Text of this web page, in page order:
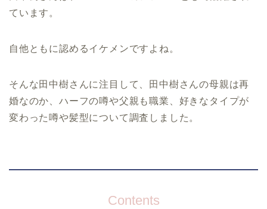
ています。
自他ともに認めるイケメンですよね。
そんな田中樹さんに注目して、田中樹さんの母親は再
婚なのか、ハーフの噂や父親も職業、好きなタイプが
変わった噂や髪型について調査しました。
Contents